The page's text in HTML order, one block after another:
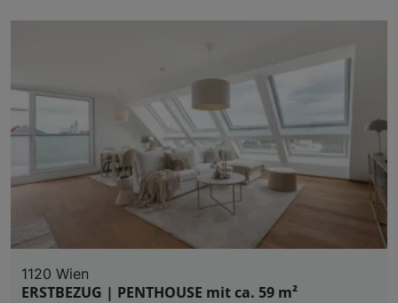
1120 Wien
ERSTBEZUG | PENTHOUSE mit ca. 59 m²